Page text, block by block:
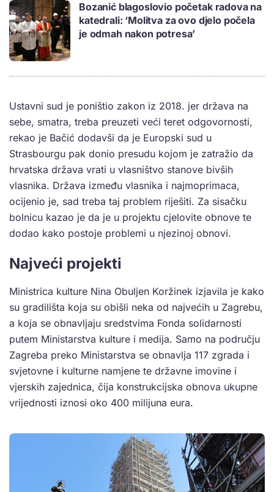
Bozanić blagoslovio početak radova na
katedrali: ‘Molitva za ovo djelo počela
je odmah nakon potresa’
Ustavni sud je poništio zakon iz 2018. jer država na
sebe, smatra, treba preuzeti veći teret odgovornosti,
rekao je Bačić dodavši da je Europski sud u
Strasbourgu pak donio presudu kojom je zatražio da
hrvatska država vrati u vlasništvo stanove bivših
vlasnika. Država između vlasnika i najmoprimaca,
ocijenio je, sad treba taj problem riješiti. Za sisačku
bolnicu kazao je da je u projektu cjelovite obnove te
dodao kako postoje problemi u njezinoj obnovi.
Najveći projekti
Ministrica kulture Nina Obuljen Koržinek izjavila je kako
su gradilišta koja su obišli neka od najvećih u Zagrebu,
a koja se obnavljaju sredstvima Fonda solidarnosti
putem Ministarstva kulture i medija. Samo na području
Zagreba preko Ministarstva se obnavlja 117 zgrada i
svjetovne i kulturne namjene te državne imovine i
vjerskih zajednica, čija konstrukcijska obnova ukupne
vrijednosti iznosi oko 400 milijuna eura.